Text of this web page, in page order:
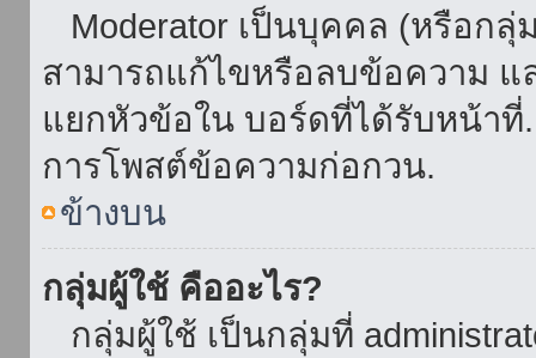
Moderator เป็นบุคคล (หรือก
สามารถแก้ไขหรือลบข้อความ แ
แยกหัวข้อใน บอร์ดที่ได้รับหน้าที่
การโพสต์ข้อความก่อกวน.
ข้างบน
กลุ่มผู้ใช้ คืออะไร?
กลุ่มผู้ใช้ เป็นกลุ่มที่